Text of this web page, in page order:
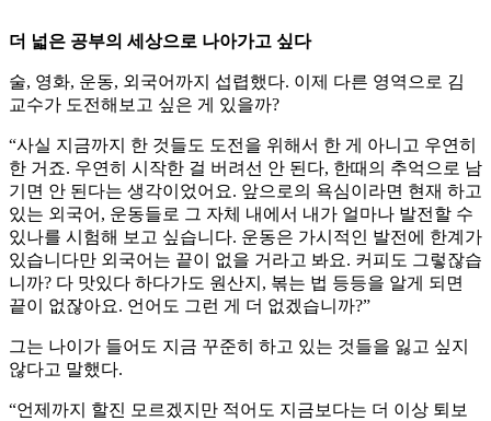
더 넓은 공부의 세상으로 나아가고 싶다
술, 영화, 운동, 외국어까지 섭렵했다. 이제 다른 영역으로 김
교수가 도전해보고 싶은 게 있을까?
“사실 지금까지 한 것들도 도전을 위해서 한 게 아니고 우연히
한 거죠. 우연히 시작한 걸 버려선 안 된다, 한때의 추억으로 남
기면 안 된다는 생각이었어요. 앞으로의 욕심이라면 현재 하고
있는 외국어, 운동들로 그 자체 내에서 내가 얼마나 발전할 수
있나를 시험해 보고 싶습니다. 운동은 가시적인 발전에 한계가
있습니다만 외국어는 끝이 없을 거라고 봐요. 커피도 그렇잖습
니까? 다 맛있다 하다가도 원산지, 볶는 법 등등을 알게 되면
끝이 없잖아요. 언어도 그런 게 더 없겠습니까?”
그는 나이가 들어도 지금 꾸준히 하고 있는 것들을 잃고 싶지
않다고 말했다.
“언제까지 할진 모르겠지만 적어도 지금보다는 더 이상 퇴보